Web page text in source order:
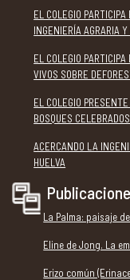
EL COLEGIO
INGENIERÍA AGRARIA
EL COLEGIO
VIVOS SOBRE
EL COLEGIO
BOSQUES
ACERCANDO LA
HUELVA
La Palma: paisaje
Eline de Jong. La
Erizo común